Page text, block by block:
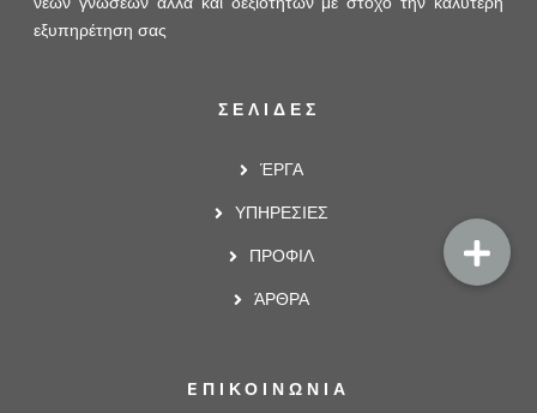
εξυπηρέτηση σας
ΣΕΛΙΔΕΣ
ΈΡΓΑ
ΥΠΗΡΕΣΙΕΣ
ΠΡΟΦΙΛ
ΆΡΘΡΑ
EΠΙΚΟΙΝΩΝΙΑ